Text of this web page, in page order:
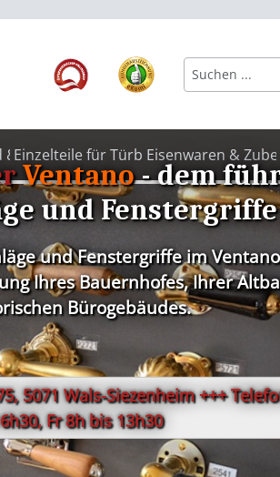
& WC
Einzelteile für Türbeschläge
Eisenwaren &
Ventano- dem
und
und Fenstergriffe im
Ihres Bauernhofes, Ihrer
Bürogebäudes.
5071 Wals-Siezenheim +++
Fr 8h bis 13h30